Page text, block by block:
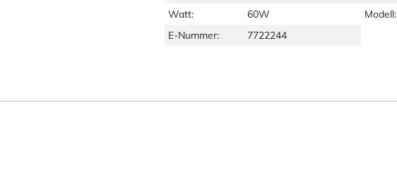
Watt:
60W Modell:
E-Nummer:
7722244